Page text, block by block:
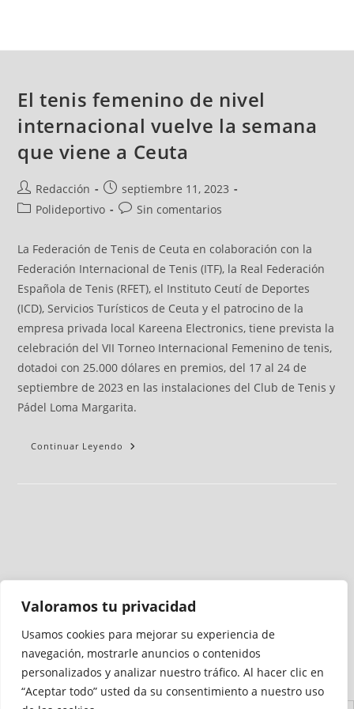
Valoramos tu privacidad
Usamos cookies para mejorar su experiencia de
navegación, mostrarle anuncios o contenidos
personalizados y analizar nuestro tráfico. Al hacer clic en
“Aceptar todo” usted da su consentimiento a nuestro uso
El tenis femenino de nivel
internacional vuelve la semana
que viene a Ceuta
Redacción
septiembre 11, 2023
Polideportivo
Sin comentarios
La Federación de Tenis de Ceuta en colaboración con la
Federación Internacional de Tenis (ITF), la Real Federación
Española de Tenis (RFET), el Instituto Ceutí de Deportes
(ICD), Servicios Turísticos de Ceuta y el patrocino de la
empresa privada local Kareena Electronics, tiene prevista la
celebración del VII Torneo Internacional Femenino de tenis,
dotadoi con 25.000 dólares en premios, del 17 al 24 de
septiembre de 2023 en las instalaciones del Club de Tenis y
Pádel Loma Margarita.
Continuar Leyendo
Medio auditado por